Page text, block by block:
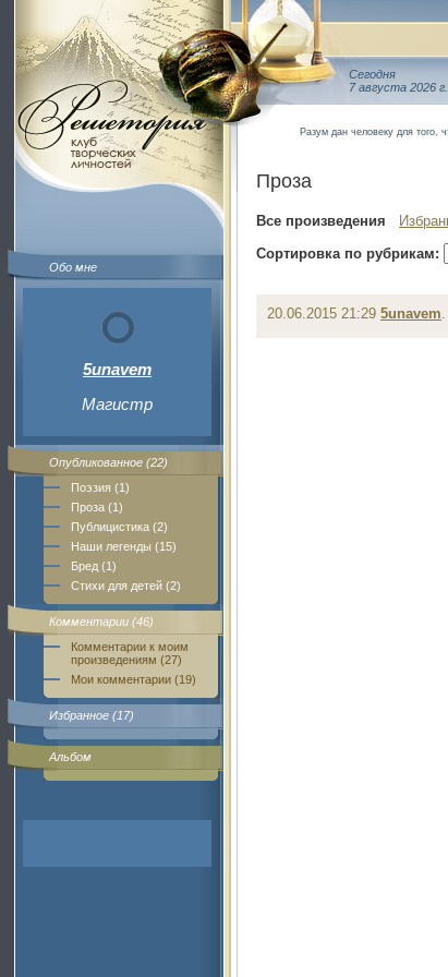
Обо мне
5unavem
Магистр
Опубликованное (22)
Поэзия (1)
Проза (1)
Публицистика (2)
Наши легенды (15)
Бред (1)
Стихи для детей (2)
Комментарии (46)
Комментарии к моим
произведениям (27)
Мои комментарии (19)
Избранное (17)
Альбом
Сегодня
7 августа 2026 г.
Разум дан человеку для того,
Проза
Все произведения
Сортировка по рубрикам:
20.06.2015 21:29 5unavem.